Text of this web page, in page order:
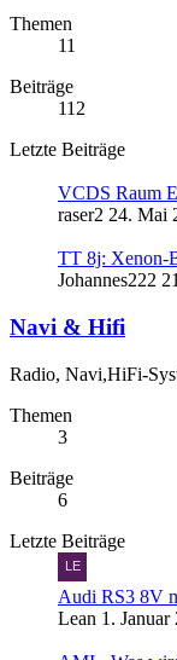
Themen
11
Beiträge
112
Letzte Beiträge
VCDS Raum
raser2 24. Mai
TT 8j: Xenon-
Johannes222
Navi & Hifi
Radio, Navi,HiFi-
Themen
3
Beiträge
6
Letzte Beiträge
Audi RS3 8V
Lean 1.